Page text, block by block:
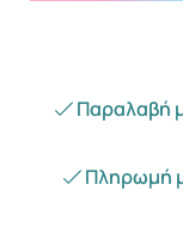
Παραλαβή
Πληρωμή